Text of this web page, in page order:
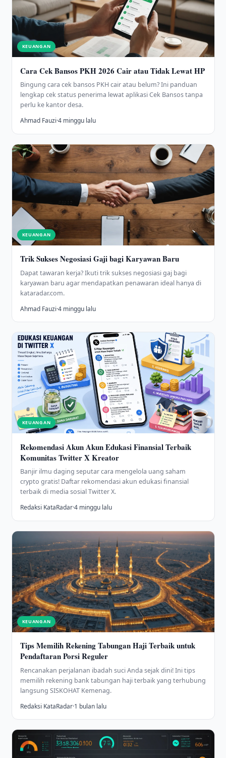
KEUANGAN
Cara Cek Bansos PKH 2026 Cair atau Tidak Lewat HP
Bingung cara cek bansos PKH cair atau belum? Ini panduan
lengkap cek status penerima lewat aplikasi Cek Bansos tanpa
perlu ke kantor desa.
Ahmad Fauzi·4 minggu lalu
KEUANGAN
Trik Sukses Negosiasi Gaji bagi Karyawan Baru
Dapat tawaran kerja? Ikuti trik sukses negosiasi gaj bagi
karyawan baru agar mendapatkan penawaran ideal hanya di
kataradar.com.
Ahmad Fauzi·4 minggu lalu
KEUANGAN
Rekomendasi Akun Akun Edukasi Finansial Terbaik
Komunitas Twitter X Kreator
Banjir ilmu daging seputar cara mengelola uang saham
crypto gratis! Daftar rekomendasi akun edukasi finansial
terbaik di media sosial Twitter X.
Redaksi KataRadar·4 minggu lalu
KEUANGAN
Tips Memilih Rekening Tabungan Haji Terbaik untuk
Pendaftaran Porsi Reguler
Rencanakan perjalanan ibadah suci Anda sejak dini! Ini tips
memilih rekening bank tabungan haji terbaik yang terhubung
langsung SISKOHAT Kemenag.
Redaksi KataRadar·1 bulan lalu